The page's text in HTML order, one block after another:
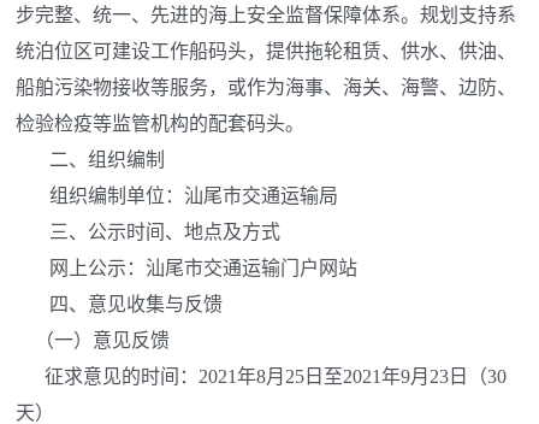
步完整、统一、先进的海上安全监督保障体系。规划支持系
统泊位区可建设工作船码头，提供拖轮租赁、供水、供油、
船舶污染物接收等服务，或作为海事、海关、海警、边防、
检验检疫等监管机构的配套码头。
二、组织编制
组织编制单位：汕尾市交通运输局
三、公示时间、地点及方式
网上公示：汕尾市交通运输门户网站
四、意见收集与反馈
（一）意见反馈
征求意见的时间：2021年8月25日至2021年9月23日（30
天）